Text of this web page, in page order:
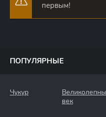
первым!
ПОПУЛЯРНЫЕ
Чукур
Великолепный
век